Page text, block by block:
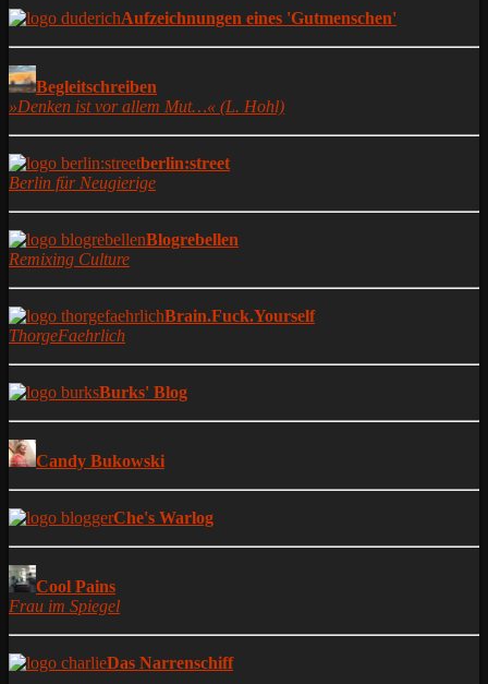
Aufzeichnungen eines 'Gutmenschen'
Begleitschreiben
»Denken ist vor allem Mut…« (L. Hohl)
berlin:street
Berlin für Neugierige
Blogrebellen
Remixing Culture
Brain.Fuck.Yourself
ThorgeFaehrlich
Burks' Blog
Candy Bukowski
Che's Warlog
Cool Pains
Frau im Spiegel
Das Narrenschiff